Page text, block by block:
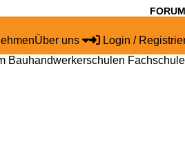
Über uns
Login /
Bauhandwerkerschulen